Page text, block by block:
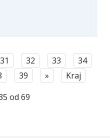
31 32 33
34
39 »
Kraj
od 69